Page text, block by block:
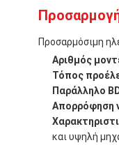
Προσαρμόσιμη
Αριθμός
Τόπος
Παράλληλο
Απορρόφηση
και υψηλή